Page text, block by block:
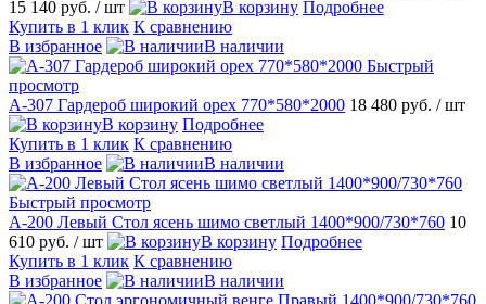
15 140 руб. / шт В корзину Подробнее
Купить в 1 клик К сравнению
В избранное
В наличии
Быстрый
просмотр
А-307 Гардероб широкий орех 770*580*2000 18 480 руб. / шт
В корзину Подробнее
Купить в 1 клик К сравнению
В избранное
В наличии
Быстрый просмотр
А-200 Левый Стол ясень шимо светлый 1400*900/730*760 10
610 руб. / шт В корзину Подробнее
Купить в 1 клик К сравнению
В избранное
В наличии